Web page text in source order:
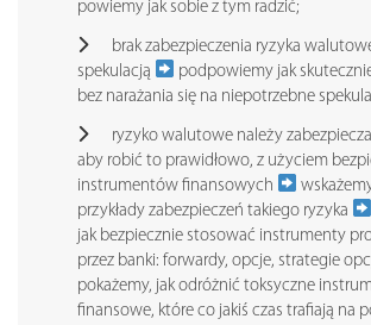
powiemy jak sobie z tym radzić;
brak zabezpieczenia ryzyka
spekulacją
podpowiemy jak
bez narażania się na niepotrzebne
ryzyko walutowe należy
aby robić to prawidłowo, z użyciem
instrumentów finansowych
przykłady zabezpieczeń takiego ryzyka
jak bezpiecznie stosować instrumenty
przez banki: forwardy, opcje, strategie
pokażemy, jak odróżnić toksyczne
finansowe, które co jakiś czas trafiają na